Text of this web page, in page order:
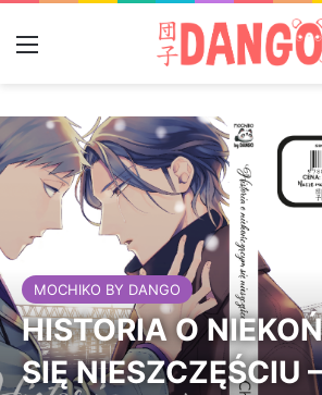
MOCHIKO BY DANGO
HISTORIA O
SIĘ NIESZCZĘŚCIU –